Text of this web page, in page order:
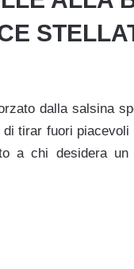
dalla salsina
tirar fuori piacevoli
a chi desidera un